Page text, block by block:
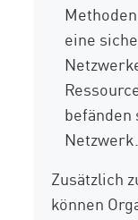
eine
Netzwerk.
Zusätzlich
können